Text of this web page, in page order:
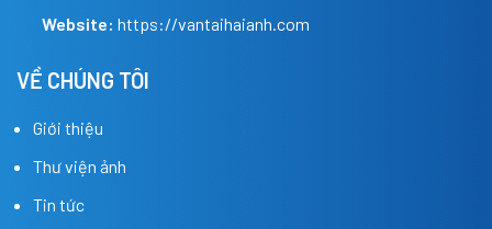
Website: https://vantaihaianh.com
VỀ CHÚNG TÔI
Giới thiệu
Thư viện ảnh
Tin tức